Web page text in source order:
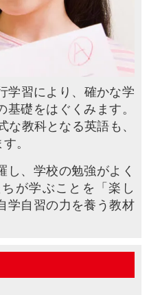
学習により、確かな学
礎をはぐくみます。
な教科となる英語も、
。
し、学校の勉強がよく
が学ぶことを「楽し
学自習の力を養う教材